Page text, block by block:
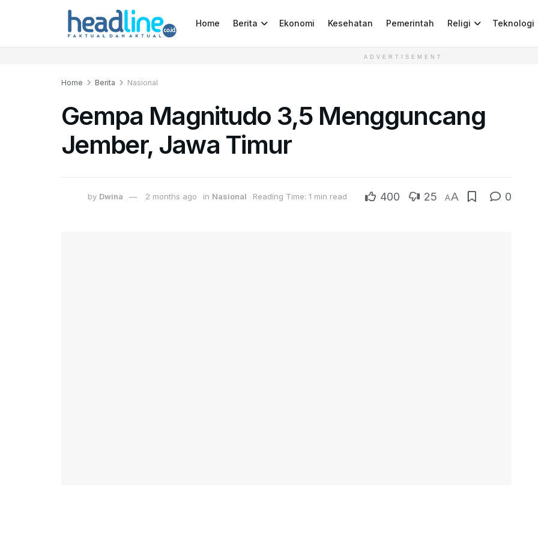
Home Berita Ekonomi Kesehatan Pemerintah Religi Teknologi
ADVERTISEMENT
Home Berita Nasional
Gempa Magnitudo 3,5 Mengguncang
Jember, Jawa Timur
by Dwina 2 months ago in Nasional Reading Time: 1 min read 400 25 AA 0